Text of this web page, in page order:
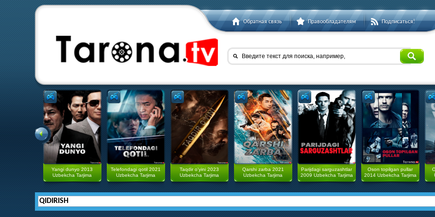
Обратная связь Правообладателям Подписаться!
Введите текст для поиска, например,
Yangi dunyo 2013
Uzbekcha Tarjima
Telefondagi qotil 2021
Uzbekcha Tarjima
Taqdir o'yini 2023
Uzbekcha Tarjima
Qarshi zarba 2021
Uzbekcha Tarjima
Parijdagi sarguzashtlar
2009 Uzbekcha Tarjima
Oson topilgan pullar
2014 Uzbekcha Tarjima